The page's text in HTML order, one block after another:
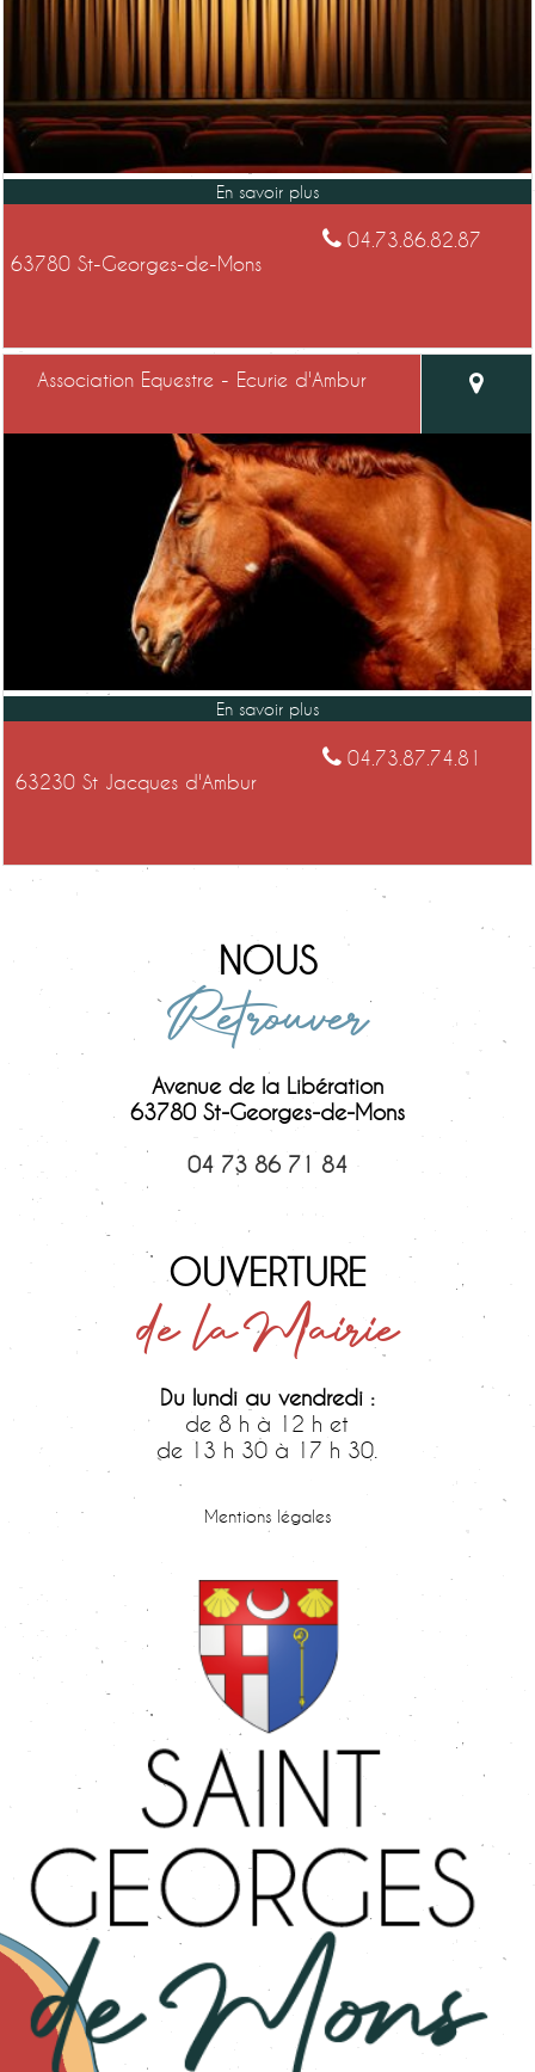
63780 St-Georges-de-Mons
04.73.86.82.87
Association Equestre - Ecurie d'Ambur
63230 St Jacques d'Ambur
04.73.87.74.81
NOUS
Retrouver
Avenue de la Libération
63780 St-Georges-de-Mons
04 73 86 71 84
OUVERTURE
de la Mairie
Du lundi au vendredi :
de 8 h à 12 h et
de 13 h 30 à 17 h 30.
Mentions légales